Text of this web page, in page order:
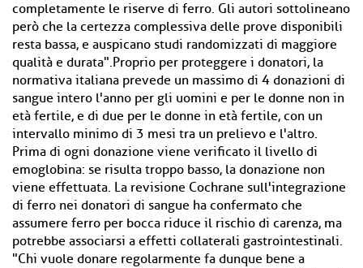
completamente le riserve di ferro. Gli autori sottolineano
però che la certezza complessiva delle prove disponibili
resta bassa, e auspicano studi randomizzati di maggiore
qualità e durata".Proprio per proteggere i donatori, la
normativa italiana prevede un massimo di 4 donazioni di
sangue intero l'anno per gli uomini e per le donne non in
età fertile, e di due per le donne in età fertile, con un
intervallo minimo di 3 mesi tra un prelievo e l'altro.
Prima di ogni donazione viene verificato il livello di
emoglobina: se risulta troppo basso, la donazione non
viene effettuata. La revisione Cochrane sull'integrazione
di ferro nei donatori di sangue ha confermato che
assumere ferro per bocca riduce il rischio di carenza, ma
potrebbe associarsi a effetti collaterali gastrointestinali.
"Chi vuole donare regolarmente fa dunque bene a